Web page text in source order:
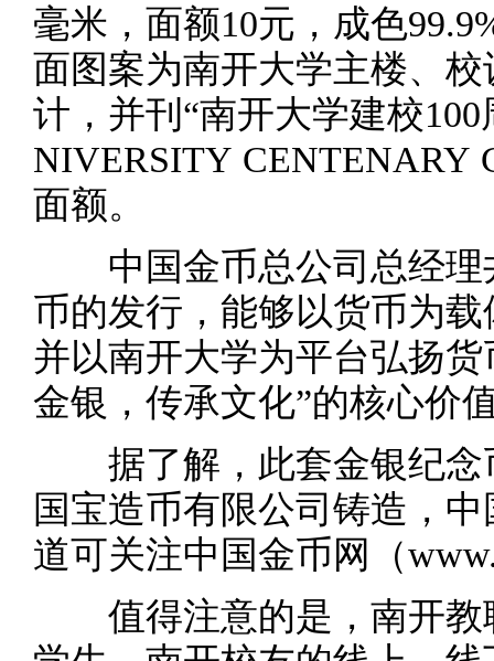
毫米，面额10元，成色
面图案为南开大学主楼、
计，并刊“南开大学建校
NIVERSITY CENTENARY
面额。
中国金币总公司总经理
币的发行，能够以货币为
并以南开大学为平台弘扬
金银，传承文化”的核心价
据了解，此套金银纪念
国宝造币有限公司铸造，
道可关注中国金币网（
值得注意的是，南开教